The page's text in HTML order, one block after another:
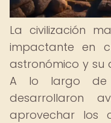
La civilización
impactante en
astronómico y su
A lo largo de
desarrollaron
aprovechar los